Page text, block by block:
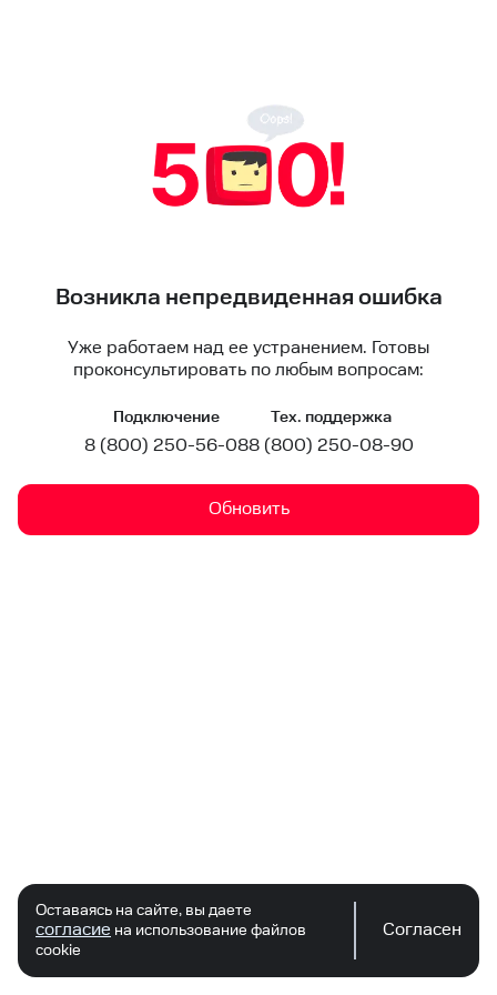
Возникла непредвиденная ошибка
Уже работаем над ее устранением. Готовы
проконсультировать по любым вопросам:
Подключение
8 (800) 250-56-08
Тех. поддержка
8 (800) 250-08-90
Обновить
Оставаясь на сайте, вы даете
согласие на использование файлов
cookie
Согласен